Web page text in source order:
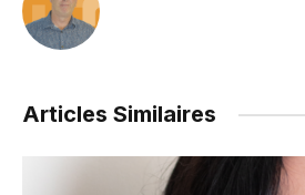
Articles Similaires